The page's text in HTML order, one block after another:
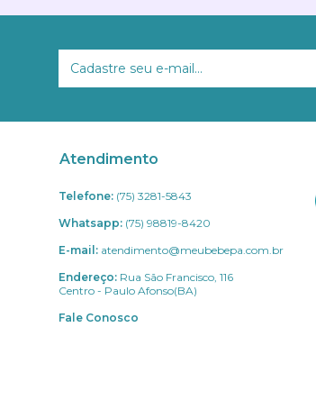
Atendimento
Telefone: (75) 3281-5843
Whatsapp: (75) 98819-8420
E-mail: atendimento@meubebepa.com.br
Endereço: Rua São Francisco, 116
Centro - Paulo Afonso(BA)
Fale Conosco